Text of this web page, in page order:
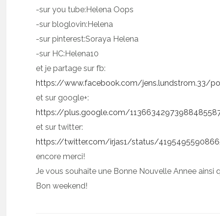
-sur you tube:Helena Oops
-sur bloglovin:Helena
-sur pinterest:Soraya Helena
-sur HC:Helena10
et je partage sur fb:
https://www.facebook.com/jens.lundstrom.33/
et sur google+:
https://plus.google.com/
et sur twitter:
https://twitter.com/irjas1/status/
encore merci!
Je vous souhaite une Bonne Nouvelle Annee ainsi
Bon weekend!